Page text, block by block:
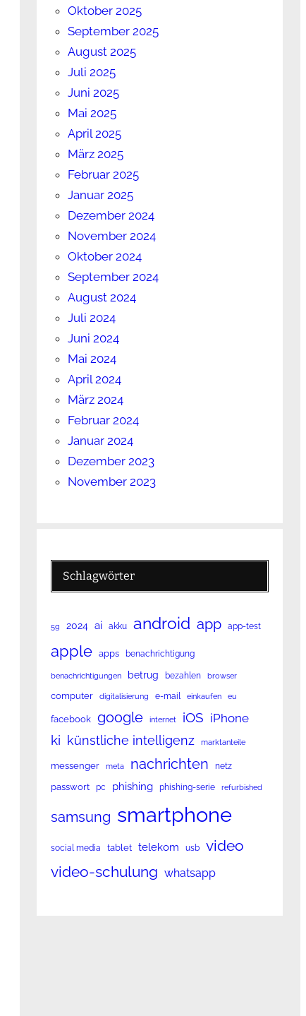
Oktober 2025
September 2025
August 2025
Juli 2025
Juni 2025
Mai 2025
April 2025
März 2025
Februar 2025
Januar 2025
Dezember 2024
November 2024
Oktober 2024
September 2024
August 2024
Juli 2024
Juni 2024
Mai 2024
April 2024
März 2024
Februar 2024
Januar 2024
Dezember 2023
November 2023
Schlagwörter
5g 2024 ai akku android app app-test
apple apps benachrichtigung
benachrichtigungen betrug bezahlen browser
computer digitalisierung e-mail einkaufen eu
facebook google internet iOS iPhone
ki künstliche intelligenz marktanteile
messenger meta nachrichten netz
passwort pc phishing phishing-serie refurbished
samsung smartphone
social media tablet telekom usb
video
video-schulung whatsapp